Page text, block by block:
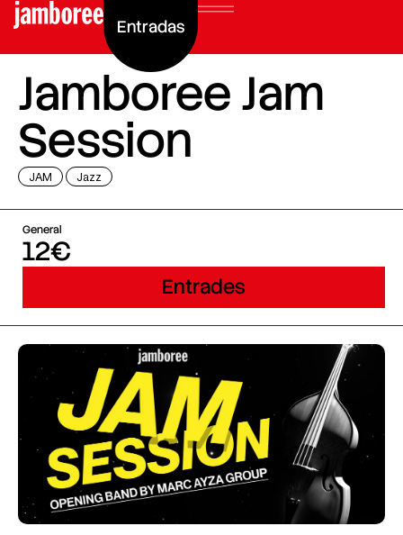
Entradas
Jamboree Jam
Session
JAM Jazz
General
12€
Entrades